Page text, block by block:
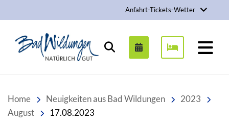
Anfahrt-Tickets-Wetter
Stadt Bad Wildungen
Suchen
Home Neuigkeiten aus Bad Wildungen
2023
August
17.08.2023